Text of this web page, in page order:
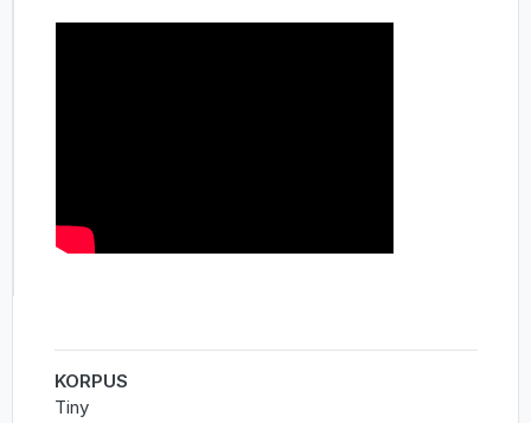
KORPUS
Tiny